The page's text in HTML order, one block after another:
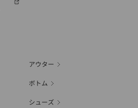
アウター
ボトム
シューズ